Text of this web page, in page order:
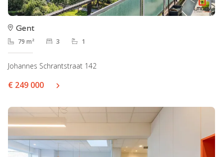
Gent
79 m² 3 1
Johannes Schrantstraat 142
€ 249 000